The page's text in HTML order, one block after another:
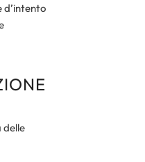
d’intento
delle